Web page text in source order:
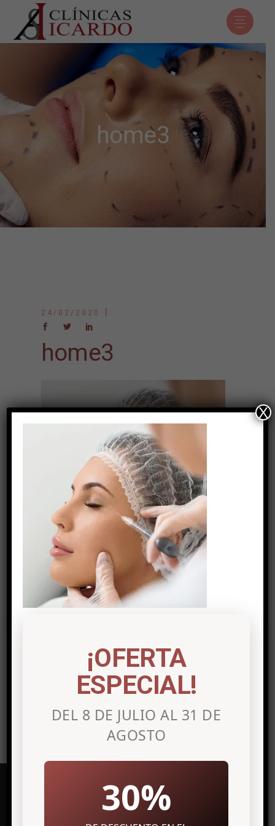
home3
24/02/2020
home3
publicar un comentario.
¡OFERTA
ESPECIAL!
DEL 8 DE JULIO AL 31 DE
AGOSTO
30%
X